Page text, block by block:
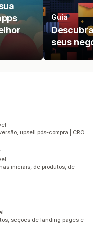
Guia
seus
upsell pós-compra | CRO
iniciais, de produtos, de
seções de landing pages e